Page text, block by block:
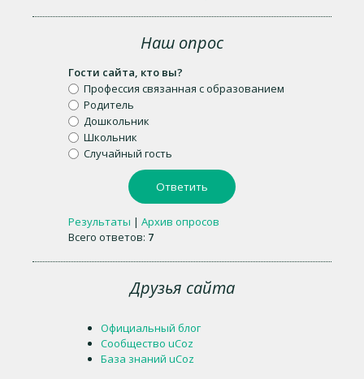
Наш опрос
Гости сайта, кто вы?
Профессия связанная с образованием
Родитель
Дошкольник
Школьник
Случайный гость
Результаты | Архив опросов
Всего ответов: 7
Друзья сайта
Официальный блог
Сообщество uCoz
База знаний uCoz